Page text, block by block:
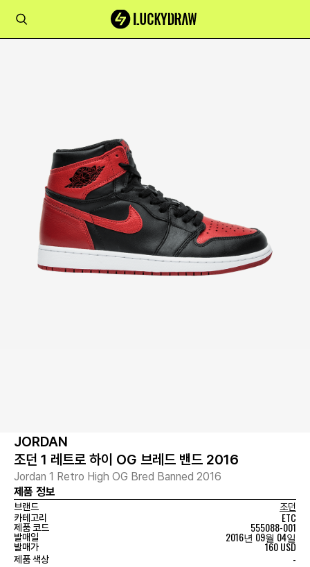
JORDAN
조던 1 레트로 하이 OG 브레드 밴드 2016
Jordan 1 Retro High OG Bred Banned 2016
제품 정보
브랜드
조던
카테고리
ETC
제품 코드 555088-001
발매일 2016년 09월 04일
발매가 160 USD
제품 색상 -